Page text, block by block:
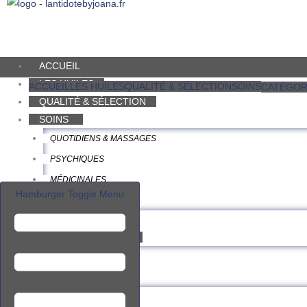
ACCUEIL
LES HUILES
QUALITÉ & SÉLECTION
SOINS
QUOTIDIENS & MASSAGES
PSYCHIQUES
MÉDICINALES
ESTHÉTIQUES
ESSENTIELLES
À PROPOS
ACCUEIL LES HUILESQUALITÉ & SÉLECTIONSOINS
Hamburger Toggle Menu